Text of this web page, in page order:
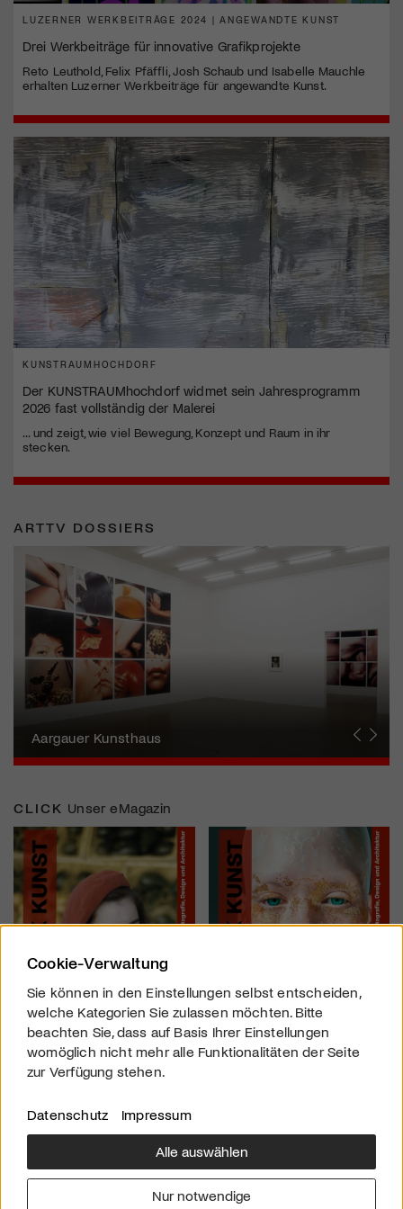
LUZERNER WERKBEITRÄGE 2024 | ANGEWANDTE KUNST
Drei Werkbeiträge für innovative Grafikprojekte
Reto Leuthold, Felix Pfäffli, Josh Schaub und Isabelle Mauchle
erhalten Luzerner Werkbeiträge für angewandte Kunst.
KUNSTRAUMHOCHDORF
Der KUNSTRAUMhochdorf widmet sein Jahresprogramm
2026 fast vollständig der Malerei
... und zeigt, wie viel Bewegung, Konzept und Raum in ihr
stecken.
ARTTV DOSSIERS
Künstlerin
Aargauer Kunsthaus
Gewerbemuseum Winterthur
Liste Art Fair Basel
Bündner Kunstmuseum
Künstler:innen Portraits
Junge Schweizer Kunst
Vögele Kultur Zentrum
Nidwaldner Museum
Haus für Kunst Uri
CLICK Unser eMagazin
Über uns
Downloads
Werben
Impressum
Cookie-Verwaltung
Sie können in den Einstellungen selbst entscheiden,
welche Kategorien Sie zulassen möchten. Bitte
beachten Sie, dass auf Basis Ihrer Einstellungen
womöglich nicht mehr alle Funktionalitäten der Seite
zur Verfügung stehen.
Datenschutz Impressum
Alle auswählen
Nur notwendige